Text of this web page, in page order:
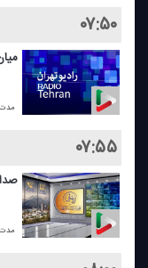
۰۷:۵۰
مدت:۵
۰۷:۵۵
مدت:۵